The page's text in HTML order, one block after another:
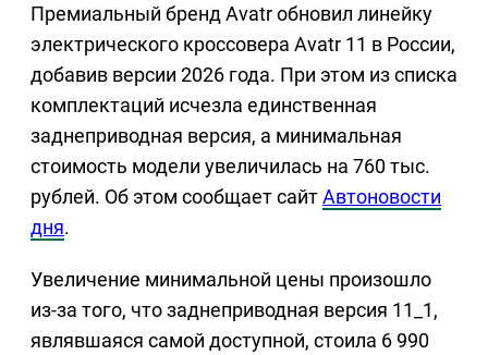
Премиальный бренд Avatr обновил линейку
электрического кроссовера Avatr 11 в России,
добавив версии 2026 года. При этом из списка
комплектаций исчезла единственная
заднеприводная версия, а минимальная
стоимость модели увеличилась на 760 тыс.
рублей. Об этом сообщает сайтАвтоновости
дня.
Увеличение минимальной цены произошло
из-за того, что заднеприводная версия 11_1,
являвшаяся самой доступной, стоила 6 990